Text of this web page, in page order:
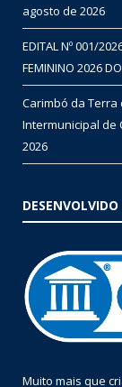
agosto de 2026
EDITAL Nº 001/
FEMININO 2026
Carimbó da Terra
Intermunicipal de
2026
Muito mais que